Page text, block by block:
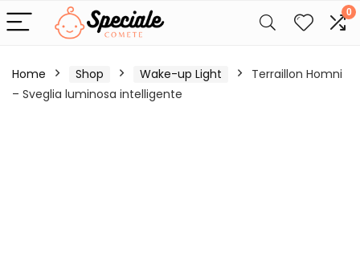
0
Home Shop Wake-up Light
Terraillon Homni
– Sveglia luminosa intelligente